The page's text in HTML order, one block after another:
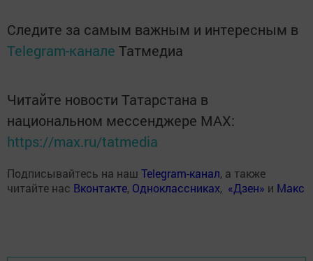
Следите за самым важным и интересным в
Telegram-канале Татмедиа
Читайте новости Татарстана в
национальном мессенджере MАХ:
https://max.ru/tatmedia
Подписывайтесь на наш Telegram-канал, а также
читайте нас Вконтакте, Одноклассниках, «Дзен» и Макс